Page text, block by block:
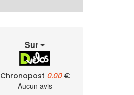
Sur
Chronopost 0.00€
Aucun avis